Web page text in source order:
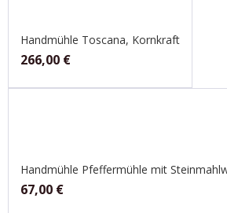
Handmühle Toscana, Kornkraft
266,00 €
Handmühle Pfeffermühle mit
67,00 €